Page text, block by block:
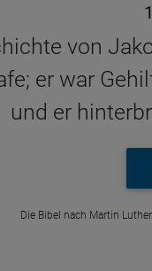
von
er war
und er
Die Bibel nach Martin